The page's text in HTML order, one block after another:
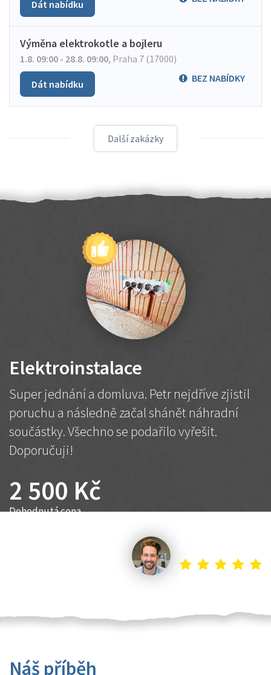
Dát nabídku
Výměna elektrokotle a bojleru
1.8. 09:00 - 28.8. 09:00, Praha 7 (17000)
BEZ NABÍDKY
Dát nabídku
Další zakázky
Elektroinstalace
Super jednání a domluva. Petr nejdříve zjistil
poruchu a následně začal shánět náhradní
součástky. Všechno se podařilo vyřešit.
Doporučuji!
2 500 Kč
Dohodnutá cena
Náš příběh